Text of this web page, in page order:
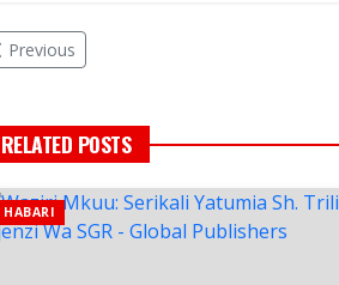
Previous
RELATED POSTS
HABARI